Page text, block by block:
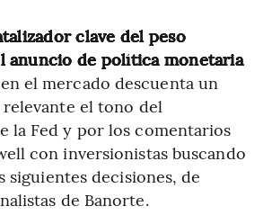
clave del peso
anuncio de política monetaria
el mercado descuenta un
el tono del
la Fed y por los comentarios
con inversionistas buscando
siguientes decisiones, de
de Banorte.